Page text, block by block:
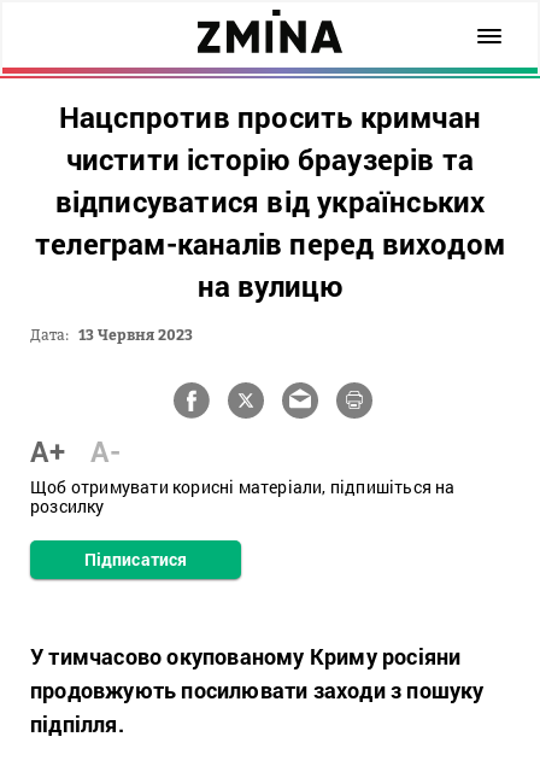
Нацспротив просить кримчан
чистити історію браузерів та
відписуватися від українських
телеграм-каналів перед виходом
на вулицю
Дата: 13 Червня 2023
A+ A-
Щоб отримувати корисні матеріали, підпишіться на
розсилку
Підписатися
У тимчасово окупованому Криму росіяни
продовжують посилювати заходи з пошуку
підпілля.